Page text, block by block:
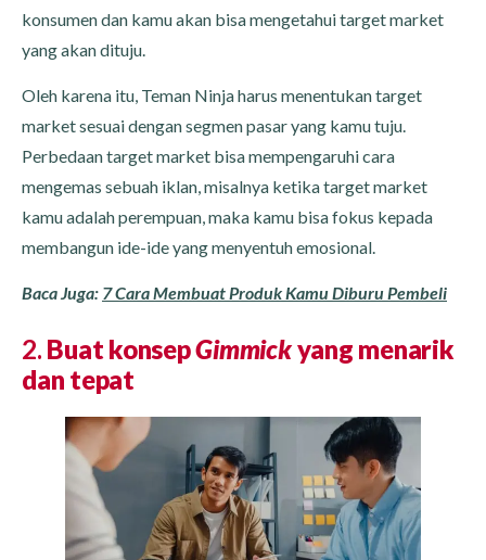
konsumen dan kamu akan bisa mengetahui target market
yang akan dituju.
Oleh karena itu, Teman Ninja harus menentukan target
market sesuai dengan segmen pasar yang kamu tuju.
Perbedaan target market bisa mempengaruhi cara
mengemas sebuah iklan, misalnya ketika target market
kamu adalah perempuan, maka kamu bisa fokus kepada
membangun ide-ide yang menyentuh emosional.
Baca Juga: 7 Cara Membuat Produk Kamu Diburu Pembeli
2. Buat konsepGimmickyang menarik
dan tepat